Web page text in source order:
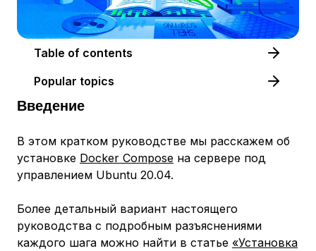
Table of contents
Popular topics
Введение
В этом кратком руководстве мы расскажем об
установке Docker Compose на сервере под
управлением Ubuntu 20.04.
Более детальный вариант настоящего
руководства с подробным разъяснениями
каждого шага можно найти в статье «Установка